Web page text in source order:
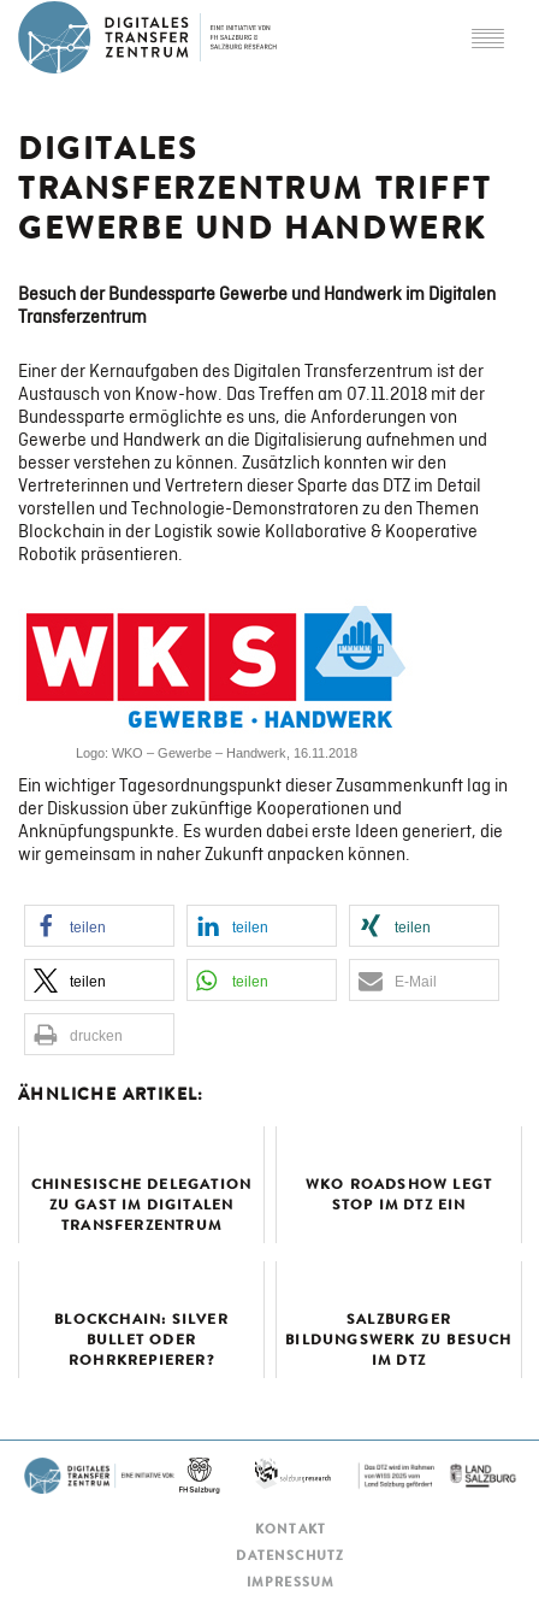
Partner
SCHWERPUNKTE
Digital Twins
Smart Logistics & Mobility
Digitale Geschäftsmodelle & Smart Services
Kollaborative Fertigung
ERGEBNISSE
KONTAKT
DIGITALES
TRANSFERZENTRUM TRIFFT
GEWERBE UND HANDWERK
Besuch der Bundessparte Gewerbe und Handwerk im Digitalen
Transferzentrum
Einer der Kernaufgaben des Digitalen Transferzentrum ist der
Austausch von Know-how. Das Treffen am 07.11.2018 mit der
Bundessparte ermöglichte es uns, die Anforderungen von
Gewerbe und Handwerk an die Digitalisierung aufnehmen und
besser verstehen zu können. Zusätzlich konnten wir den
Vertreterinnen und Vertretern dieser Sparte das DTZ im Detail
vorstellen und Technologie-Demonstratoren zu den Themen
Blockchain in der Logistik sowie Kollaborative & Kooperative
Robotik präsentieren.
Logo: WKO – Gewerbe – Handwerk, 16.11.2018
Ein wichtiger Tagesordnungspunkt dieser Zusammenkunft lag in
der Diskussion über zukünftige Kooperationen und
Anknüpfungspunkte. Es wurden dabei erste Ideen generiert, die
wir gemeinsam in naher Zukunft anpacken können.
teilen teilen teilen
teilen teilen E-Mail
drucken
ÄHNLICHE ARTIKEL:
CHINESISCHE DELEGATION
ZU GAST IM DIGITALEN
TRANSFERZENTRUM
WKO ROADSHOW LEGT
STOP IM DTZ EIN
BLOCKCHAIN: SILVER
BULLET ODER
ROHRKREPIERER?
SALZBURGER
BILDUNGSWERK ZU BESUCH
IM DTZ
KONTAKT
DATENSCHUTZ
IMPRESSUM